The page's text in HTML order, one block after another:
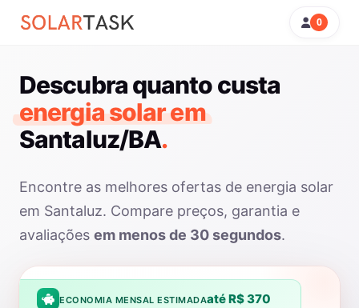
0
Descubra quanto custa
energia solar em
Santaluz/BA.
Encontre as melhores ofertas de energia solar
em Santaluz. Compare preços, garantia e
avaliações em menos de 30 segundos.
ECONOMIA MENSAL ESTIMADAaté R$ 370